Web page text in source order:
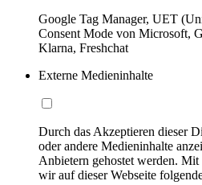
Google Tag Manager, UET
Consent Mode von Microsoft,
Klarna, Freshchat
Externe Medieninhalte
Durch das Akzeptieren dieser
oder andere Medieninhalte
Anbietern gehostet werden.
wir auf dieser Webseite